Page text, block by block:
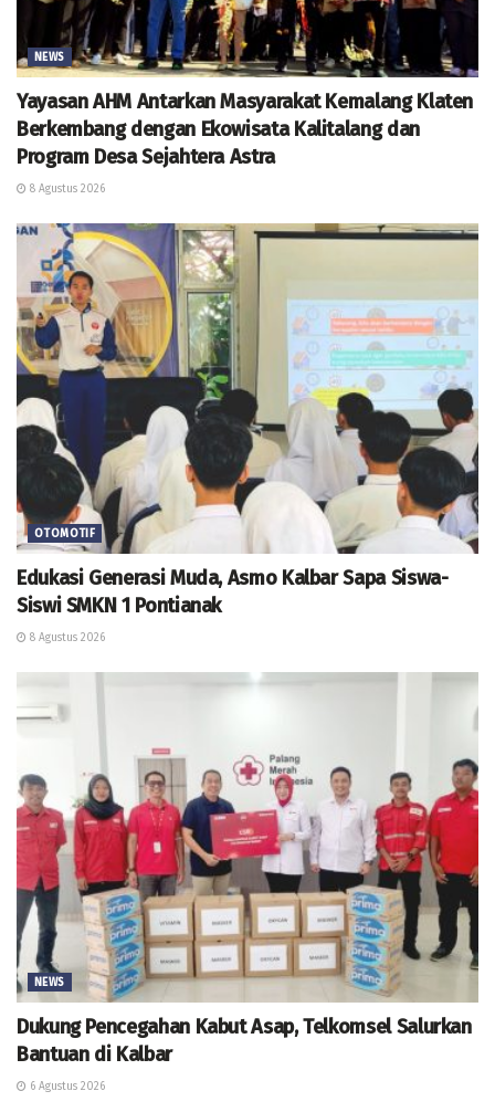
NEWS
Yayasan AHM Antarkan Masyarakat Kemalang Klaten
Berkembang dengan Ekowisata Kalitalang dan
Program Desa Sejahtera Astra
8 Agustus 2026
OTOMOTIF
Edukasi Generasi Muda, Asmo Kalbar Sapa Siswa-
Siswi SMKN 1 Pontianak
8 Agustus 2026
NEWS
Dukung Pencegahan Kabut Asap, Telkomsel Salurkan
Bantuan di Kalbar
6 Agustus 2026